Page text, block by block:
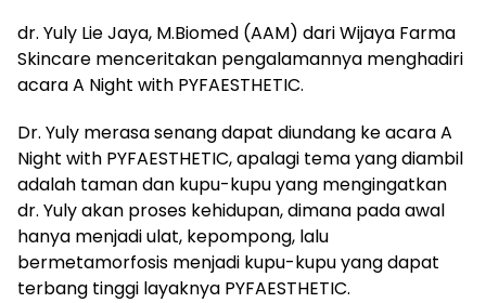
dr. Yuly Lie Jaya, M.Biomed (AAM) dari Wijaya Farma
Skincare menceritakan pengalamannya menghadiri
acara A Night with PYFAESTHETIC.
Dr. Yuly merasa senang dapat diundang ke acara A
Night with PYFAESTHETIC, apalagi tema yang diambil
adalah taman dan kupu-kupu yang mengingatkan
dr. Yuly akan proses kehidupan, dimana pada awal
hanya menjadi ulat, kepompong, lalu
bermetamorfosis menjadi kupu-kupu yang dapat
terbang tinggi layaknya PYFAESTHETIC.